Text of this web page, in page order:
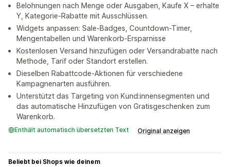
Belohnungen nach Menge oder Ausgaben, Kaufe X – erhalte
Y, Kategorie-Rabatte mit Ausschlüssen.
Widgets anpassen: Sale-Badges, Countdown-Timer,
Mengentabellen und Warenkorb-Ersparnisse
Kostenlosen Versand hinzufügen oder Versandrabatte nach
Methode, Tarif oder Standort erstellen.
Dieselben Rabattcode-Aktionen für verschiedene
Kampagnenarten ausführen.
Unterstützt das Targeting von Kund:innensegmenten und
das automatische Hinzufügen von Gratisgeschenken zum
Warenkorb.
Enthält automatisch übersetzten Text Original anzeigen
Beliebt bei Shops wie deinem